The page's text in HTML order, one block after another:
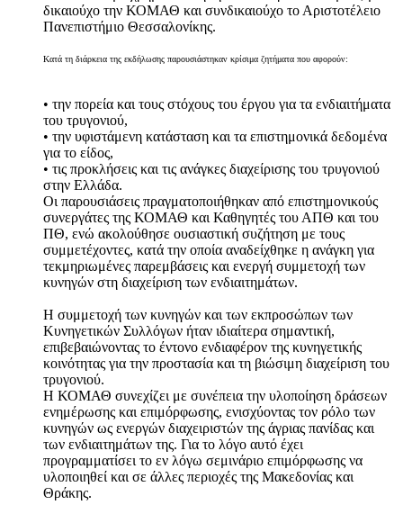
δικαιούχο την ΚΟΜΑΘ και συνδικαιούχο το Αριστοτέλειο
Πανεπιστήμιο Θεσσαλονίκης.
Κατά τη διάρκεια της εκδήλωσης παρουσιάστηκαν κρίσιμα ζητήματα που αφορούν:
• την πορεία και τους στόχους του έργου για τα ενδιαιτήματα
του τρυγονιού,
• την υφιστάμενη κατάσταση και τα επιστημονικά δεδομένα
για το είδος,
• τις προκλήσεις και τις ανάγκες διαχείρισης του τρυγονιού
στην Ελλάδα.
Οι παρουσιάσεις πραγματοποιήθηκαν από επιστημονικούς
συνεργάτες της ΚΟΜΑΘ και Καθηγητές του ΑΠΘ και του
ΠΘ, ενώ ακολούθησε ουσιαστική συζήτηση με τους
συμμετέχοντες, κατά την οποία αναδείχθηκε η ανάγκη για
τεκμηριωμένες παρεμβάσεις και ενεργή συμμετοχή των
κυνηγών στη διαχείριση των ενδιαιτημάτων.
Η συμμετοχή των κυνηγών και των εκπροσώπων των
Κυνηγετικών Συλλόγων ήταν ιδιαίτερα σημαντική,
επιβεβαιώνοντας το έντονο ενδιαφέρον της κυνηγετικής
κοινότητας για την προστασία και τη βιώσιμη διαχείριση του
τρυγονιού.
Η ΚΟΜΑΘ συνεχίζει με συνέπεια την υλοποίηση δράσεων
ενημέρωσης και επιμόρφωσης, ενισχύοντας τον ρόλο των
κυνηγών ως ενεργών διαχειριστών της άγριας πανίδας και
των ενδιαιτημάτων της. Για το λόγο αυτό έχει
προγραμματίσει το εν λόγω σεμινάριο επιμόρφωσης να
υλοποιηθεί και σε άλλες περιοχές της Μακεδονίας και
Θράκης.